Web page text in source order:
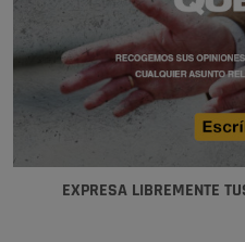
EXPRESA LIBREMENTE